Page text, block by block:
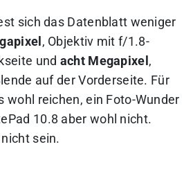
sich das Datenblatt weniger
, Objektiv mit f/1.8-
und acht Megapixel ,
auf der Vorderseite. Für
wohl reichen, ein Foto-Wunder
10.8 aber wohl nicht.
sein.